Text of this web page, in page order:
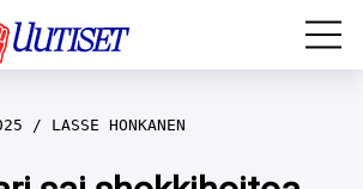
LASSE HONKANEN